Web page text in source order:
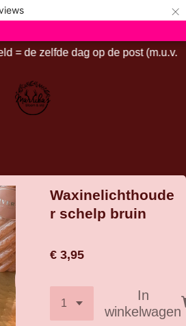
×
= de zelfde dag op de post (m.u.v.
Waxinelichthoude
r schelp bruin
€ 3,95
In
winkelwagen